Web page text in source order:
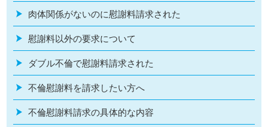
肉体関係がないのに慰謝料請求された
慰謝料以外の要求について
ダブル不倫で慰謝料請求された
不倫慰謝料を請求したい方へ
不倫慰謝料請求の具体的な内容